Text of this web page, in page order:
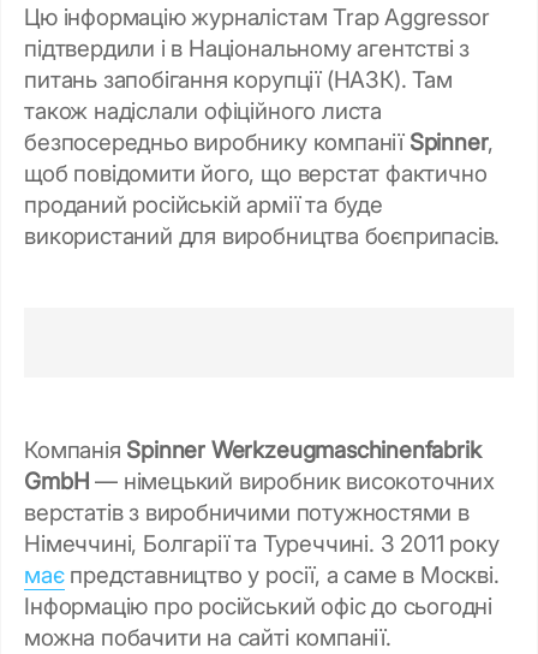
Цю інформацію журналістам Trap Aggressor
підтвердили і в Національному агентстві з
питань запобігання корупції (НАЗК). Там
також надіслали офіційного листа
безпосередньо виробнику компанії Spinner,
щоб повідомити його, що верстат фактично
проданий російській армії та буде
використаний для виробництва боєприпасів.
Компанія Spinner Werkzeugmaschinenfabrik
GmbH — німецький виробник високоточних
верстатів з виробничими потужностями в
Німеччині, Болгарії та Туреччині. З 2011 року
маєпредставництво у росії, а саме в Москві.
Інформацію про російський офіс до сьогодні
можна побачити на сайті компанії.